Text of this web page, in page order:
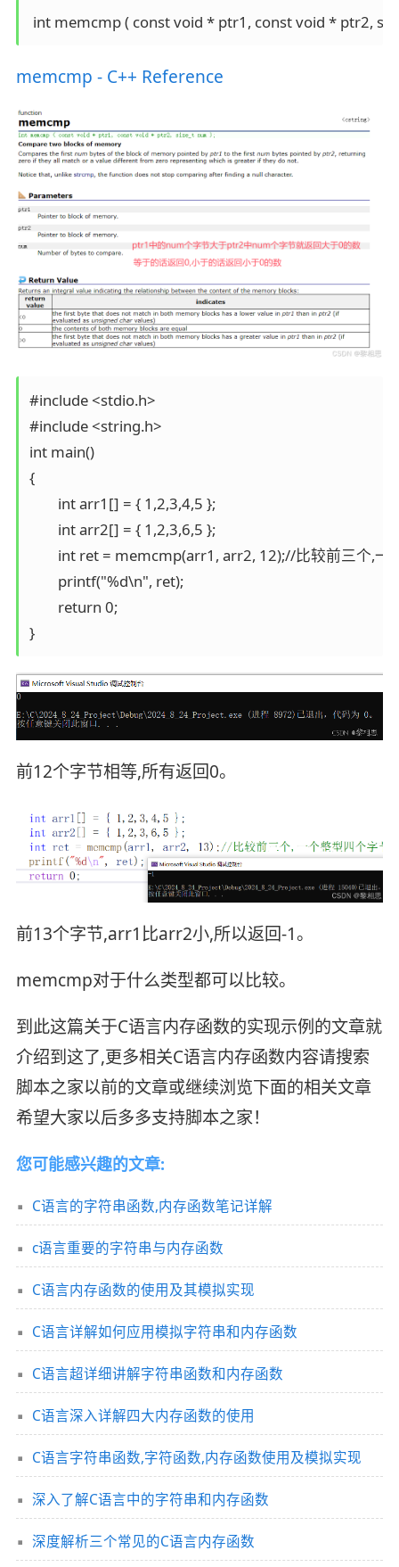
int memcmp ( const void * ptr1, const void * ptr2,
memcmp - C++ Reference
#include <stdio.h>
#include <string.h>
int main()
{
}
前12个字节相等,所有返回0。
前13个字节,arr1比arr2小,所以返回-1。
memcmp对于什么类型都可以比较。
到此这篇关于C语言内存函数的实现示例的文章就
介绍到这了,更多相关C语言内存函数内容请搜索
脚本之家以前的文章或继续浏览下面的相关文章
希望大家以后多多支持脚本之家！
您可能感兴趣的文章:
C语言的字符串函数,内存函数笔记详解
c语言重要的字符串与内存函数
C语言内存函数的使用及其模拟实现
C语言详解如何应用模拟字符串和内存函数
C语言超详细讲解字符串函数和内存函数
C语言深入详解四大内存函数的使用
C语言字符串函数,字符函数,内存函数使用及模拟实现
深入了解C语言中的字符串和内存函数
深度解析三个常见的C语言内存函数